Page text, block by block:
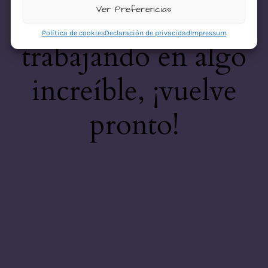
Ver Preferencias
Política de cookiesDeclaración de privacidadImpressum
desastre! Estamos
trabajando en algo
increíble, ¡vuelve
pronto!